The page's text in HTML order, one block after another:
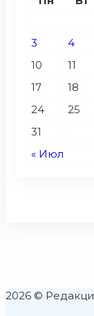
« Июл
3
4
10
11
17
18
24
25
31
2026 ©